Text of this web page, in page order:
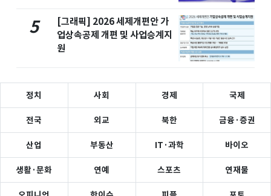
5
[그래픽] 2026 세제개편안 가
업상속공제 개편 및 사업승계지
원
정치 사회 경제 국제
전국 외교 북한 금융·증권
산업 부동산 IT·과학 바이오
생활·문화 연예 스포츠 연재물